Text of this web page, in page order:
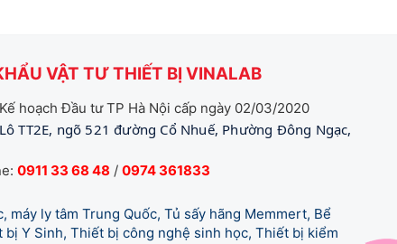
VẬT TƯ THIẾT BỊ VINALAB
hoạch Đầu tư TP Hà Nội cấp ngày 02/03/2020
TT2E, ngõ 521 đường Cổ Nhuế, Phường Đông Ngạc,
0911 33 68 48 / 0974 361833
máy ly tâm Trung Quốc, Tủ sấy hãng Memmert, Bể
bị Y Sinh, Thiết bị công nghệ sinh học, Thiết bị kiểm